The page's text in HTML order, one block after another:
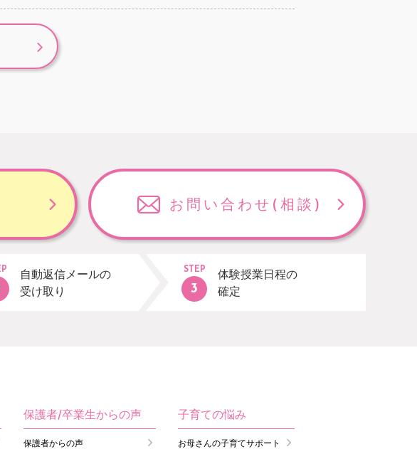
お問い合わせ (相談)
自動返信メールの
受け取り
STEP
体験授業日程の
確定
保護者/卒業生からの声
保護者からの声
子育ての悩み
お母さんの子育てサポート